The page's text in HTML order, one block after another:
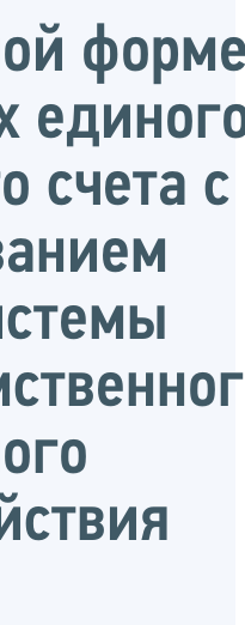
счета с